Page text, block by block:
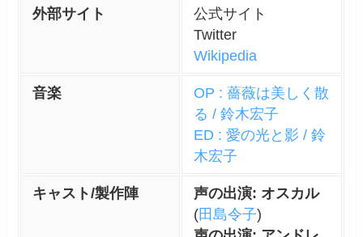
外部サイト
公式サイト
Twitter
Wikipedia
音楽
OP : 薔薇は美しく散
る / 鈴木宏子
ED : 愛の光と影 / 鈴
木宏子
キャスト/製作陣
声の出演: オスカル
(田島令子)